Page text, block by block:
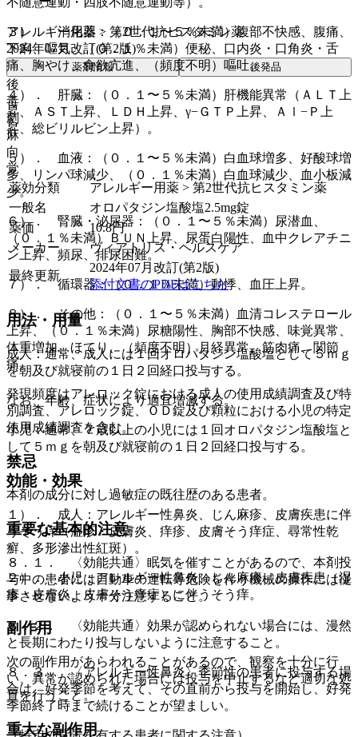
３）． 消化器：（０．１〜５％未満）腹部不快感、腹痛、
下痢、嘔気、（０．１％未満）便秘、口内炎・口角炎・舌
痛、胸やけ、食欲亢進、（頻度不明）嘔吐。
４）． 肝臓：（０．１〜５％未満）肝機能異常（ＡＬＴ上
昇、ＡＳＴ上昇、ＬＤＨ上昇、γ−ＧＴＰ上昇、Ａｌ−Ｐ上
昇、総ビリルビン上昇）。
５）． 血液：（０．１〜５％未満）白血球増多、好酸球増
多、リンパ球減少、（０．１％未満）白血球減少、血小板減
少。
６）． 腎臓・泌尿器：（０．１〜５％未満）尿潜血、
（０．１％未満）ＢＵＮ上昇、尿蛋白陽性、血中クレアチニ
ン上昇、頻尿、排尿困難。
７）． 循環器：（０．１％未満）動悸、血圧上昇。
８）． その他：（０．１〜５％未満）血清コレステロール
上昇、（０．１％未満）尿糖陽性、胸部不快感、味覚異常、
体重増加、ほてり、（頻度不明）月経異常、筋肉痛、関節
痛。
発現頻度はアレロック錠における成人の使用成績調査及び特
別調査、アレロック錠、ＯＤ錠及び顆粒における小児の特定
使用成績調査を含む。
禁忌
本剤の成分に対し過敏症の既往歴のある患者。
重要な基本的注意
８．１． 〈効能共通〉眠気を催すことがあるので、本剤投
与中の患者には自動車の運転等危険を伴う機械の操作には従
事させないよう十分注意すること。
８．２． 〈効能共通〉効果が認められない場合には、漫然
と長期にわたり投与しないように注意すること。
８．３． 〈アレルギー性鼻炎〉季節性の患者に投与する場
合は、好発季節を考えて、その直前から投与を開始し、好発
季節終了時まで続けることが望ましい。
アレルギー用薬 > 第2世代抗ヒスタミン薬
2024年07月改訂(第2版)
薬剤情報 後発品
後
毒
劇
麻
向
覚
薬効分類
アレルギー用薬 > 第2世代抗ヒスタミン薬
一般名
オロパタジン塩酸塩2.5mg錠
薬価
10.8円
メーカー
ヴィアトリス・ヘルスケア
最終更新
2024年07月改訂(第2版)
添付文書のPDFはこちら
用法・用量
成人：通常、成人には１回オロパタジン塩酸塩として５ｍｇ
を朝及び就寝前の１日２回経口投与する。
なお、年齢、症状により適宜増減する。
小児：通常、７歳以上の小児には１回オロパタジン塩酸塩と
して５ｍｇを朝及び就寝前の１日２回経口投与する。
効能・効果
１）． 成人：アレルギー性鼻炎、じん麻疹、皮膚疾患に伴
うそう痒（湿疹・皮膚炎、痒疹、皮膚そう痒症、尋常性乾
癬、多形滲出性紅斑）。
２）． 小児：アレルギー性鼻炎、じん麻疹、皮膚疾患（湿
疹・皮膚炎、皮膚そう痒症）に伴うそう痒。
副作用
次の副作用があらわれることがあるので、観察を十分に行
い、異常が認められた場合には投与を中止するなど適切な処
置を行うこと。
重大な副作用